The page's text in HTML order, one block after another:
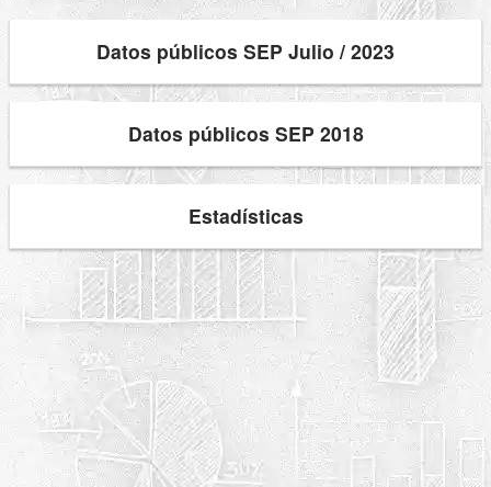
Datos públicos SEP Julio / 2023
Datos públicos SEP 2018
Estadísticas